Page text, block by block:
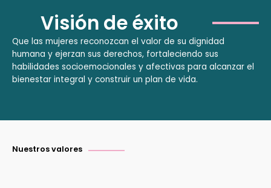
Visión de éxito
Que las mujeres reconozcan el valor de su dignidad
humana y ejerzan sus derechos, fortaleciendo sus
habilidades socioemocionales y afectivas para alcanzar el
bienestar integral y construir un plan de vida.
Nuestros valores